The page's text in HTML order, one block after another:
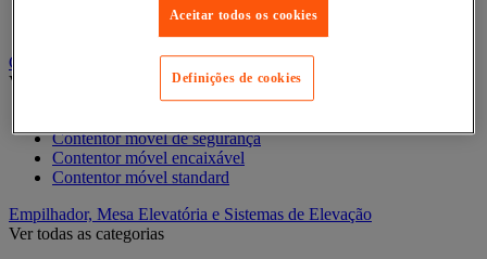
Reboque industrial
Serviço e Manipulação
Contentor móvel gradeado
Ver todas as categorias
Contentor móvel de segurança
Contentor móvel encaixável
Contentor móvel standard
Empilhador, Mesa Elevatória e Sistemas de Elevação
Ver todas as categorias
Aceitar todos os cookies
Definições de cookies